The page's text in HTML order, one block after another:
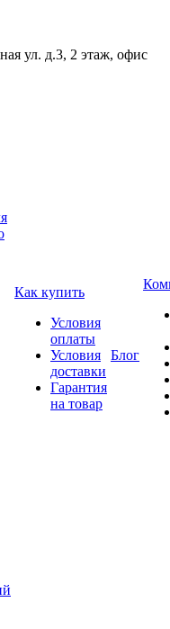
ул. д.3, 2 этаж, офис
Как купить
Условия
оплаты
Условия
доставки
Гарантия
на товар
Блог